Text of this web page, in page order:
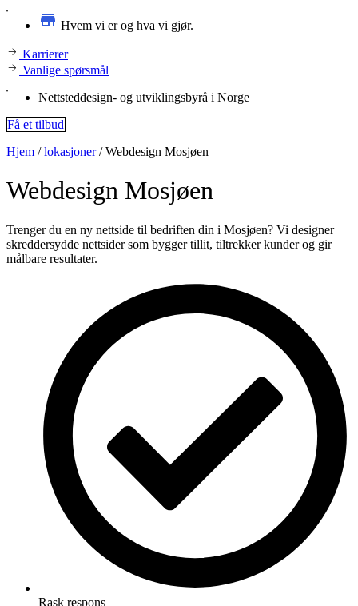
Hvem vi er og hva vi gjør.
Karrierer
Vanlige spørsmål
Nettsteddesign- og utviklingsbyrå i Norge
Få et tilbud
Hjem /lokasjoner/Webdesign Mosjøen
Webdesign Mosjøen
Trenger du en ny nettside til bedriften din i Mosjøen? Vi designer
skreddersydde nettsider som bygger tillit, tiltrekker kunder og gir
målbare resultater.
Rask respons